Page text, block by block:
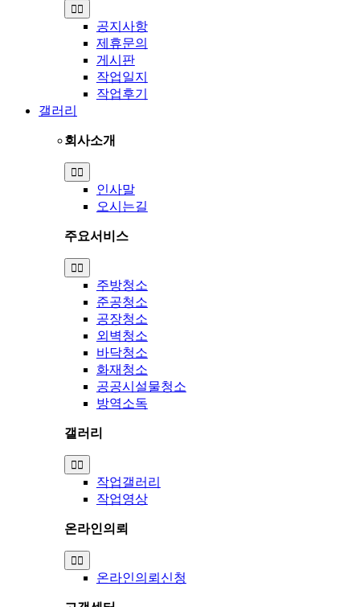
Toggle
Navigation
공지사항
제휴문의
게시판
작업일지
작업후기
갤러리
회사소개
Toggle
Navigation
인사말
오시는길
주요서비스
Toggle
Navigation
주방청소
준공청소
공장청소
외벽청소
바닥청소
화재청소
공공시설물청소
방역소독
갤러리
Toggle
Navigation
작업갤러리
작업영상
온라인의뢰
Toggle
Navigation
온라인의뢰신청